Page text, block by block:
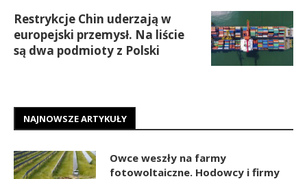
Restrykcje Chin uderzają w
europejski przemysł. Na liście
są dwa podmioty z Polski
NAJNOWSZE ARTYKUŁY
Owce weszły na farmy
fotowoltaiczne. Hodowcy i firmy